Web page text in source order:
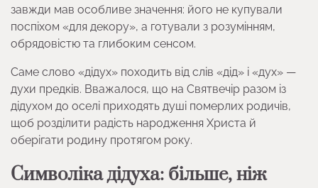
завжди мав особливе значення: його не купували
поспіхом «для декору», а готували з розумінням,
обрядовістю та глибоким сенсом.
Саме слово «дідух» походить від слів «дід» і «дух» —
духи предків. Вважалося, що на Святвечір разом із
дідухом до оселі приходять душі померлих родичів,
щоб розділити радість народження Христа й
оберігати родину протягом року.
Символіка дідуха: більше, ніж